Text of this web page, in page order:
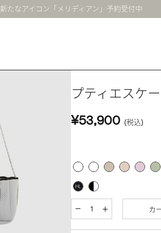
新たなアイコン「メリディアン」予約受付中
プティエスケ
¥53,900 (税込)
カ